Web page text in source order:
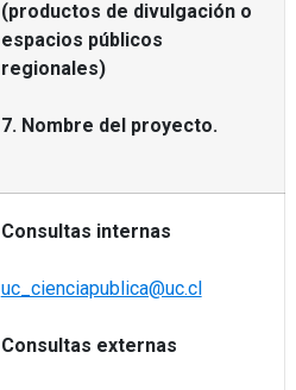
(productos de divulgación o
espacios públicos
regionales)
7. Nombre del proyecto.
Consultas internas
uc_cienciapublica@uc.cl
Consultas externas